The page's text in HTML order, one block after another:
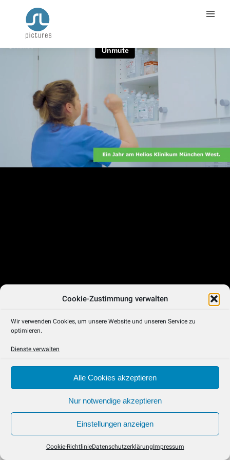
Cookie-Zustimmung verwalten
Wir verwenden Cookies, um unsere Website und unseren Service zu
optimieren.
Dienste verwalten
Alle Cookies akzeptieren
Nur notwendige akzeptieren
Einstellungen anzeigen
Cookie-RichtlinieDatenschutzerklärungImpressum
DATENSCHUTZERKLÄRUNG
80637 MÜNCHEN | PHONE +49 151 216 34 372